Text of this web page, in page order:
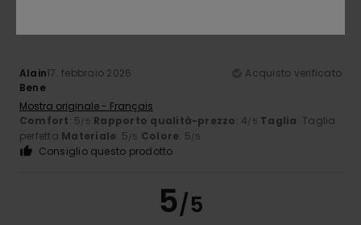
Alain17. febbraio 2026
Acquisto verificato
Bene
Mostra originale - Français
Comfort: 5/5 Rapporto qualità-prezzo: 4/5 Taglia: Taglia
perfetta Materiale: 5/5 Colore: 5/5
Consiglio questo prodotto
5/5